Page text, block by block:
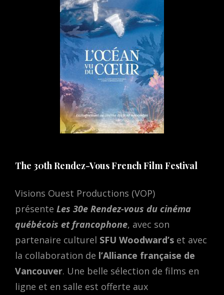
The 30th Rendez-Vous French Film Festival
Visions Ouest Productions (VOP)
présente Les 30e Rendez-vous du cinéma
québécois et francophone, avec son
partenaire culturel SFU Woodward’s et avec
la collaboration de l’Alliance française de
Vancouver. Une belle sélection de films en
ligne et en salle est offerte aux